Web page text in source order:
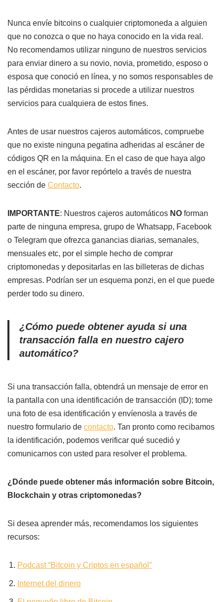
Nunca envíe bitcoins o cualquier criptomoneda a alguien
que no conozca o que no haya conocido en la vida real.
No recomendamos utilizar ninguno de nuestros servicios
para enviar dinero a su novio, novia, prometido, esposo o
esposa que conoció en línea, y no somos responsables de
las pérdidas monetarias si procede a utilizar nuestros
servicios para cualquiera de estos fines.
Antes de usar nuestros cajeros automáticos, compruebe
que no existe ninguna pegatina adheridas al escáner de
códigos QR en la máquina. En el caso de que haya algo
en el escáner, por favor repórtelo a través de nuestra
sección de Contacto.
IMPORTANTE: Nuestros cajeros automáticos NO forman
parte de ninguna empresa, grupo de Whatsapp, Facebook
o Telegram que ofrezca ganancias diarias, semanales,
mensuales etc, por el simple hecho de comprar
criptomonedas y depositarlas en las billeteras de dichas
empresas. Podrían ser un esquema ponzi, en el que puede
perder todo su dinero.
¿Cómo puede obtener ayuda si una
transacción falla en nuestro cajero
automático?
Si una transacción falla, obtendrá un mensaje de error en
la pantalla con una identificación de transacción (ID); tome
una foto de esa identificación y envíenosla a través de
nuestro formulario de contacto. Tan pronto como recibamos
la identificación, podemos verificar qué sucedió y
comunicarnos con usted para resolver el problema.
¿Dónde puede obtener más información sobre Bitcoin,
Blockchain y otras criptomonedas?
Si desea aprender más, recomendamos los siguientes
recursos:
Podcast “Bitcoin y Criptos en español”
Internet del dinero